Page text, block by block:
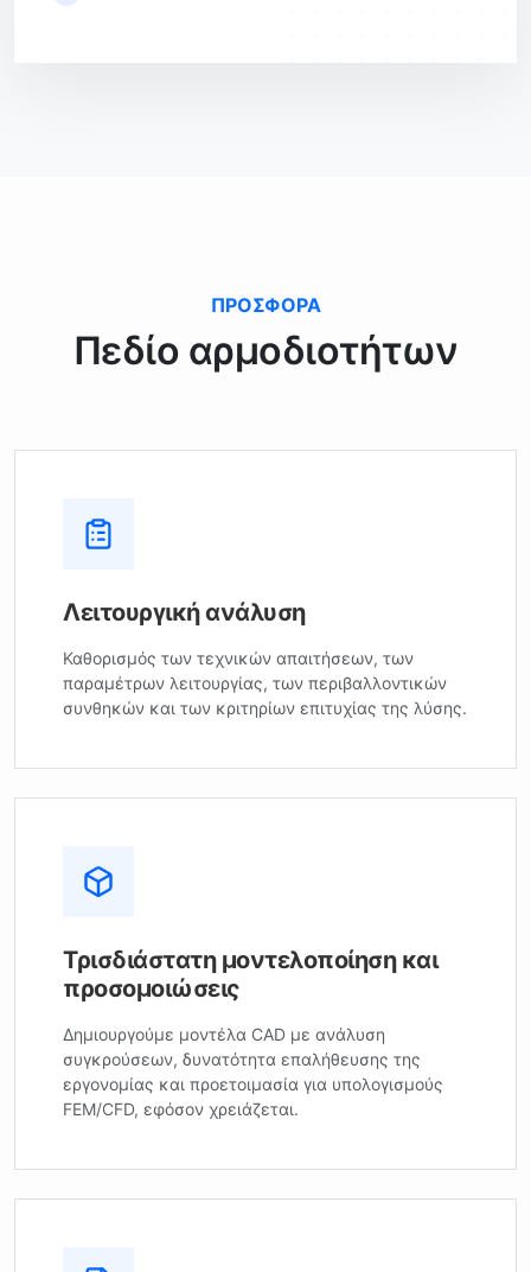
ΠΡΟΣΦΟΡΆ
Πεδίο αρμοδιοτήτων
Λειτουργική ανάλυση
Καθορισμός των τεχνικών απαιτήσεων, των
παραμέτρων λειτουργίας, των περιβαλλοντικών
συνθηκών και των κριτηρίων επιτυχίας της λύσης.
Τρισδιάστατη μοντελοποίηση και
προσομοιώσεις
Δημιουργούμε μοντέλα CAD με ανάλυση
συγκρούσεων, δυνατότητα επαλήθευσης της
εργονομίας και προετοιμασία για υπολογισμούς
FEM/CFD, εφόσον χρειάζεται.